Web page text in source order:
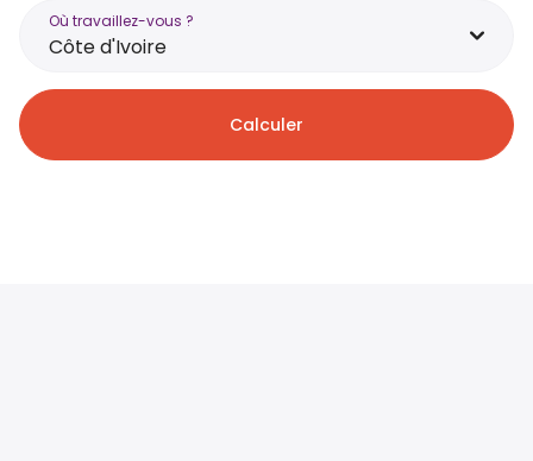
Où travaillez-vous ?
Côte d'Ivoire
Calculer